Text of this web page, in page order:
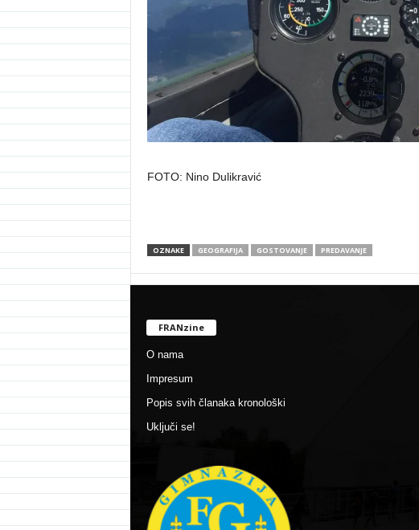
FOTO: Nino Dulikravić
OZNAKE GEOGRAFIJA GOSTOVANJE PREDAVANJE
FRANzine
O nama
Impresum
Popis svih članaka kronološki
Uključi se!